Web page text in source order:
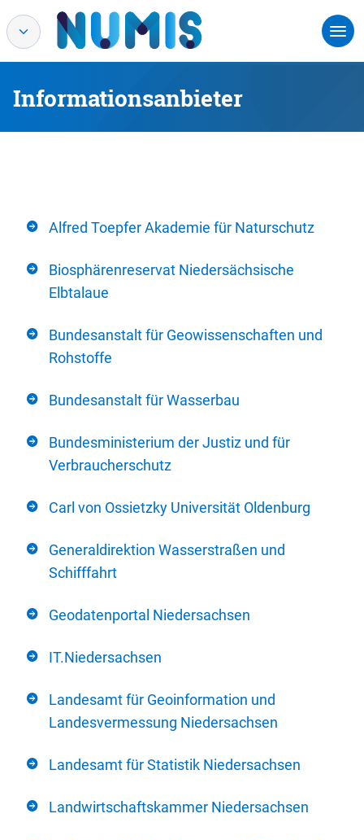
Informationsanbieter
Alfred Toepfer Akademie für Naturschutz
Biosphärenreservat Niedersächsische
Elbtalaue
Bundesanstalt für Geowissenschaften und
Rohstoffe
Bundesanstalt für Wasserbau
Bundesministerium der Justiz und für
Verbraucherschutz
Carl von Ossietzky Universität Oldenburg
Generaldirektion Wasserstraßen und
Schifffahrt
Geodatenportal Niedersachsen
IT.Niedersachsen
Landesamt für Geoinformation und
Landesvermessung Niedersachsen
Landesamt für Statistik Niedersachsen
Landwirtschaftskammer Niedersachsen